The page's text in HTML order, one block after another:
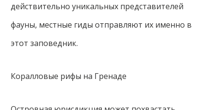
действительно уникальных представителей
фауны, местные гиды отправляют их именно в
этот заповедник.
Коралловые рифы на Гренаде